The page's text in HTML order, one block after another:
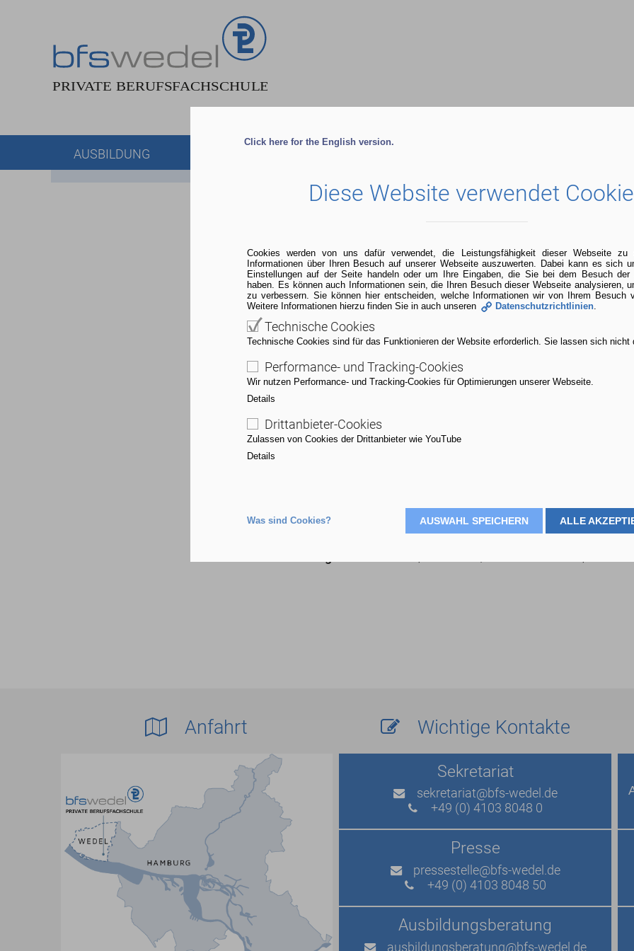
AUSBILDUNG
Anfahrt Wichtige Kontakte
Sekretariat
sekretariat@bfs-wedel.de
+49 (0) 4103 8048 0
Presse
pressestelle@bfs-wedel.de
+49 (0) 4103 8048 50
Ausbildungs­beratung
ausbildungsberatung@bfs-wedel.de
Click here for the English version.
Diese Website verwendet
Cookies werden von uns dafür verwendet, die Leistungsfähigkeit dieser Webseite zu
Informationen über Ihren Besuch auf unserer Webseite auszuwerten. Dabei kann es sich
Einstellungen auf der Seite handeln oder um Ihre Eingaben, die Sie bei dem Besuch der
haben. Es können auch Informationen sein, die Ihren Besuch dieser Webseite analysieren,
zu verbessern. Sie können hier entscheiden, welche Informationen wir von Ihrem Besuch
Weitere Informationen hierzu finden Sie in auch unseren
Datenschutzrichtlinien
Technische Cookies
Technische Cookies sind für das Funktionieren der Website erforderlich. Sie lassen sich nicht
Performance- und Tracking-Cookies
Wir nutzen Performance- und Tracking-Cookies für Optimierungen unserer Webseite.
Details
Drittanbieter-Cookies
Zulassen von Cookies der Drittanbieter wie YouTube
Details
ALLE
AUSWAHL SPEICHERN
Was sind Cookies?